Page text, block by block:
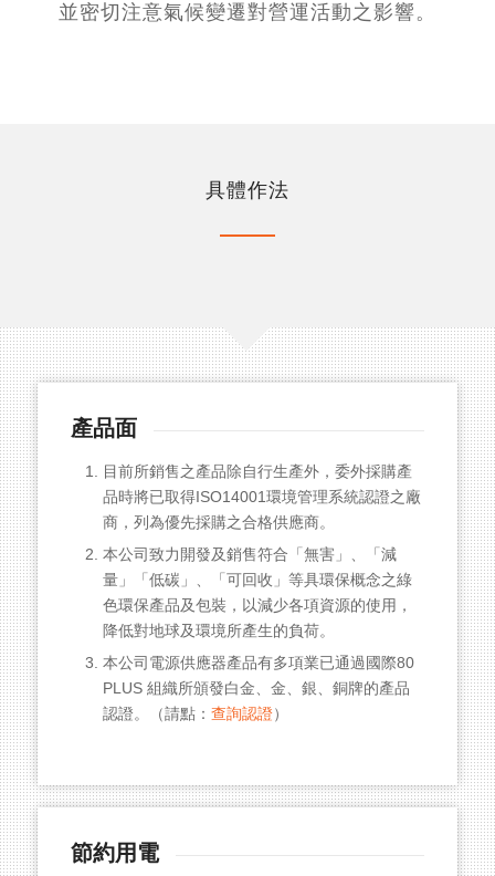
並密切注意氣候變遷對營運活動之影響。
具體作法
產品面
目前所銷售之產品除自行生產外，委外採購產
品時將已取得ISO14001環境管理系統認證之廠
商，列為優先採購之合格供應商。
本公司致力開發及銷售符合「無害」、「減
量」「低碳」、「可回收」等具環保概念之綠
色環保產品及包裝，以減少各項資源的使用，
降低對地球及環境所產生的負荷。
本公司電源供應器產品有多項業已通過國際80
PLUS 組織所頒發白金、金、銀、銅牌的產品
認證。（請點： 查詢認證）
節約用電